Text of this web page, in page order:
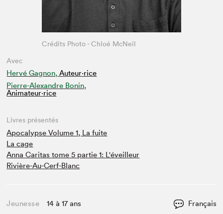
Avec
Hervé Gagnon, Auteur·rice
Pierre-Alexandre Bonin,
Animateur⋅rice
Crédits Photo - Chloé McNeil
Livres présentés
Apocalypse Volume 1, La fuite
La cage
Anna Caritas tome 5 partie 1: L'éveilleur
Rivière-Au-Cerf-Blanc
Jeunesse 14 à 17 ans Français